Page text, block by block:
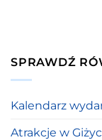
SPRAWDŹ
Kalendarz
Atrakcje w